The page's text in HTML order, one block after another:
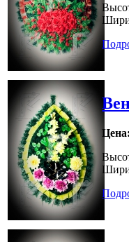
Цена: